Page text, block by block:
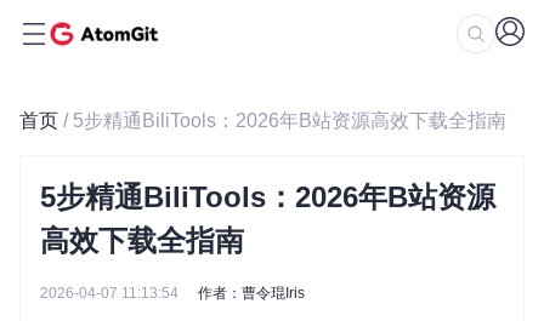
首页 / 5步精通BiliTools：2026年B站资源高效下载全指南
5步精通BiliTools：2026年B站资源
高效下载全指南
2026-04-07 11:13:54 作者：曹令琨Iris